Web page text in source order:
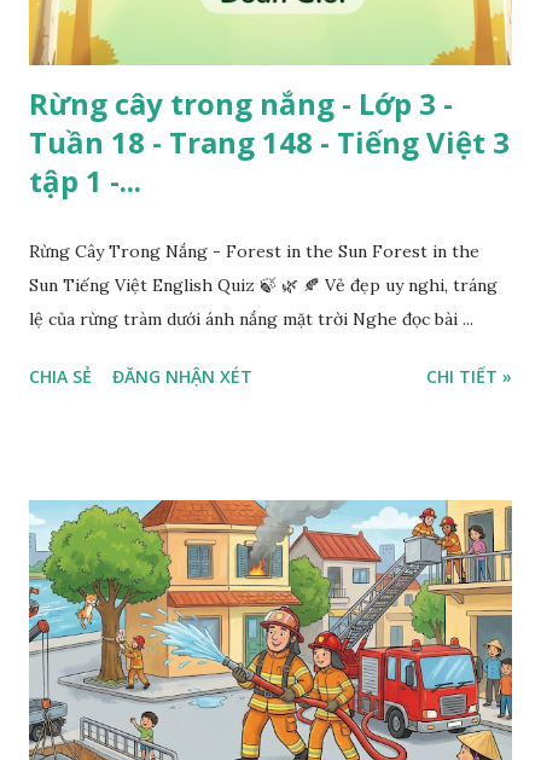
Rừng cây trong nắng - Lớp 3 -
Tuần 18 - Trang 148 - Tiếng Việt 3
tập 1 -...
Rừng Cây Trong Nắng - Forest in the Sun Forest in the
Sun Tiếng Việt English Quiz 🍃 🌿 🍂 Vẻ đẹp uy nghi, tráng
lệ của rừng tràm dưới ánh nắng mặt trời Nghe đọc bài ...
CHIA SẺ ĐĂNG NHẬN XÉT CHI TIẾT »